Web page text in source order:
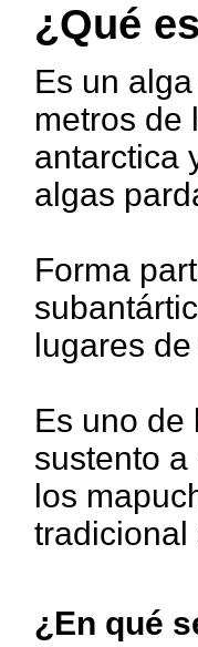
¿Qué
Es un
metros de
antarctica
algas
Forma
lugares
Es uno de
sustento
los
tradicional
¿En qué